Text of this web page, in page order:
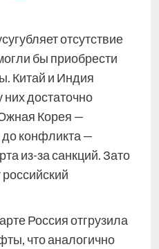
отсутствие
бы приобрести
Китай и Индия
них достаточно
Корея —
конфликта —
из-за санкций. Зато
Россия отгрузила
что аналогично